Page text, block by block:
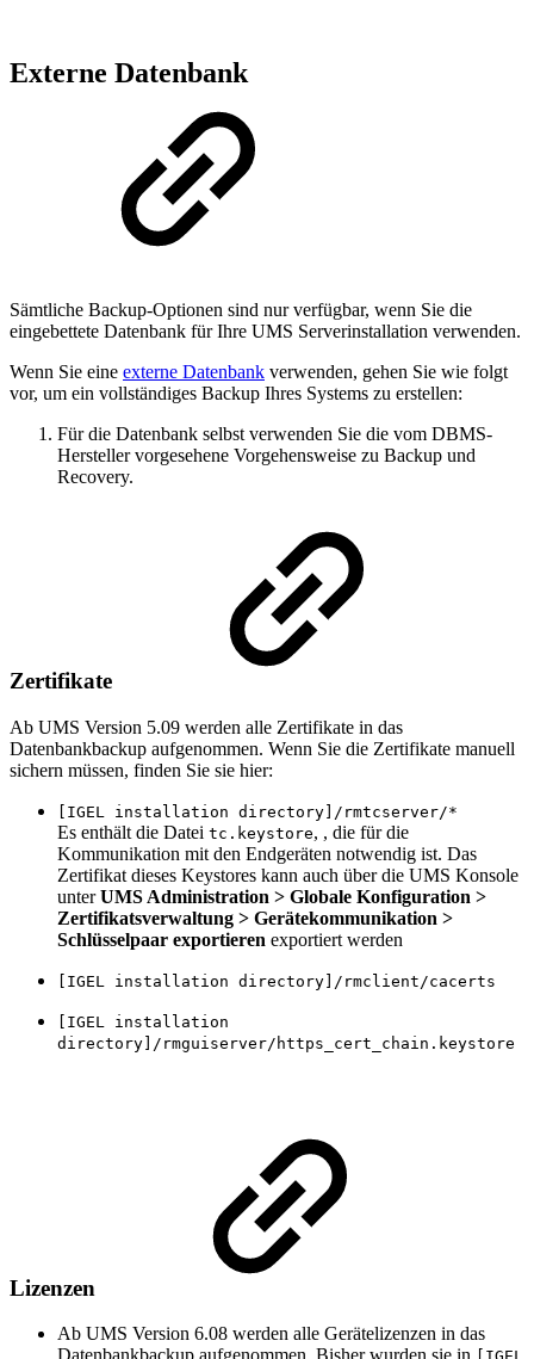
Externe Datenbank
Sämtliche Backup-Optionen sind nur verfügbar, wenn Sie die
eingebettete Datenbank für Ihre UMS Serverinstallation verwenden.
Wenn Sie eine externe Datenbank verwenden, gehen Sie wie folgt
vor, um ein vollständiges Backup Ihres Systems zu erstellen:
Für die Datenbank selbst verwenden Sie die vom DBMS-
Herstellervorgesehene Vorgehensweise zu Backup und
Recovery.
Zertifikate
Ab UMS Version 5.09 werden alle Zertifikate in das
Datenbankbackup aufgenommen. Wenn Sie die Zertifikate manuell
sichern müssen, finden Sie sie hier:
[IGEL installation directory]/rmtcserver/*
Es enthält die Datei tc.keystore, , die für die
Kommunikation mit den Endgeräten notwendig ist. Das
Zertifikat dieses Keystores kann auch über die UMS Konsole
unterUMS Administration > Globale Konfiguration >
Zertifikatsverwaltung > Gerätekommunikation >
Schlüsselpaar exportieren exportiert werden
[IGEL installation directory]/rmclient/cacerts
[IGEL installation
directory]/rmguiserver/https_cert_chain.keystore
Lizenzen
Ab UMS Version 6.08 werden alle Gerätelizenzen in das